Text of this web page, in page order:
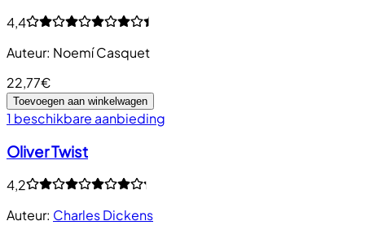
4,4
Auteur: Noemí Casquet
22,77€
Toevoegen aan winkelwagen
1 beschikbare aanbieding
Oliver Twist
4,2
Auteur: Charles Dickens